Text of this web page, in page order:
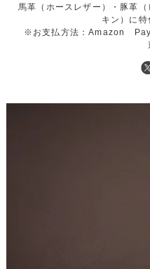
馬革（ホースレザー）・豚革
キン）に
※お支払方法：Amazon